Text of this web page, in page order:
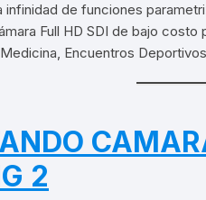
infinidad de funciones
Full HD SDI de bajo
Encuentros
2